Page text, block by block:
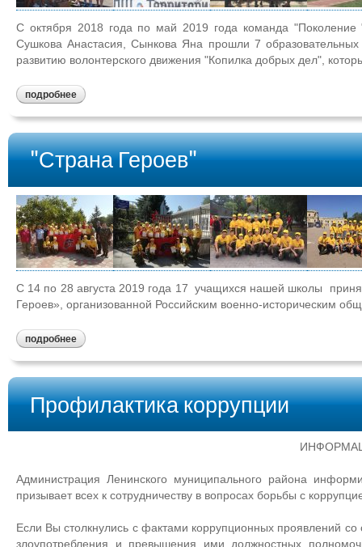
С октября 2018 года по май 2019 года команда
Сушкова Анастасия, Сынкова Яна прошли 7
развитию волонтерского движения "Копилка добрых дел",
подробнее
"Страна Героев"
С 14 по 28 августа 2019 года 17 учащихся нашей школы
Героев», организованной Российским военно-историческим
подробнее
Профилактика коррупции
Администрация Ленинского муниципального района
призывает всех к сотрудничеству в вопросах борьбы с
Если Вы столкнулись с фактами коррупционных проявлений
злоупотребления и превышения ими должностных